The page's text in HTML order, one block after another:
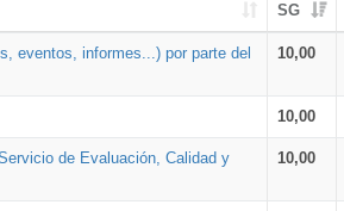
SG
eventos, informes...) por parte del
10,00
10,00
de Evaluación, Calidad y
10,00